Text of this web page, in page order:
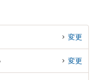
変更
変更